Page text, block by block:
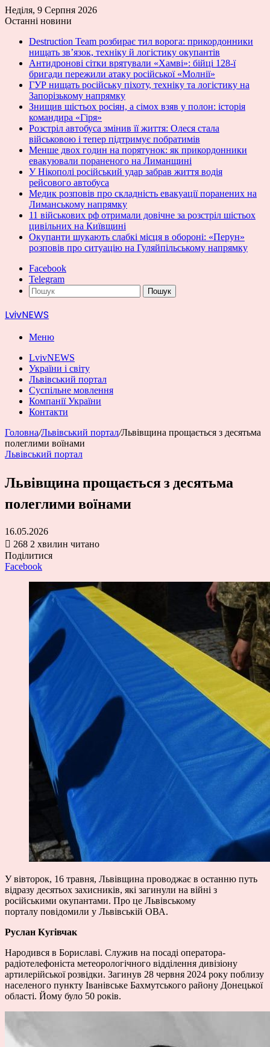
Неділя, 9 Серпня 2026
Останні новини
Destruction Team розбирає тил ворога: прикордонники
нищать зв’язок, техніку й логістику окупантів
Антидронові сітки врятували «Хамві»: бійці 128-ї
бригади пережили атаку російської «Молнії»
ГУР нищать російську піхоту, техніку та логістику на
Запорізькому напрямку
Знищив шістьох росіян, а сімох взяв у полон: історія
командира «Гіря»
Розстріл автобуса змінив її життя: Олеся стала
військовою і тепер підтримує побратимів
Менше двох годин на порятунок: як прикордонники
евакуювали пораненого на Лиманщині
У Нікополі російський удар забрав життя водія
рейсового автобуса
Медик розповів про складність евакуації поранених на
Лиманському напрямку
11 військових рф отримали довічне за розстріл шістьох
цивільних на Київщині
Окупанти шукають слабкі місця в обороні: «Перун»
розповів про ситуацію на Гуляйпільському напрямку
Facebook
Telegram
Пошук
LvivNEWS
Меню
LvivNEWS
України і світу
Львівський портал
Суспільне мовлення
Компанії України
Контакти
Головна/Львівський портал/Львівщина прощається з десятьма
полеглими воїнами
Львівський портал
Львівщина прощається з десятьма
полеглими воїнами
16.05.2026
268 2 хвилин читано
Поділитися
Facebook
У вівторок, 16 травня, Львівщина проводжає в останню путь
відразу десятьох захисників, які загинули на війні з
російськими окупантами. Про це Львівському
порталу повідомили у Львівській ОВА.
Руслан Кугівчак
Народився в Бориславі. Служив на посаді оператора-
радіотелефоніста метеорологічного відділення дивізіону
артилерійської розвідки. Загинув 28 червня 2024 року поблизу
населеного пункту Іванівське Бахмутського району Донецької
області. Йому було 50 років.